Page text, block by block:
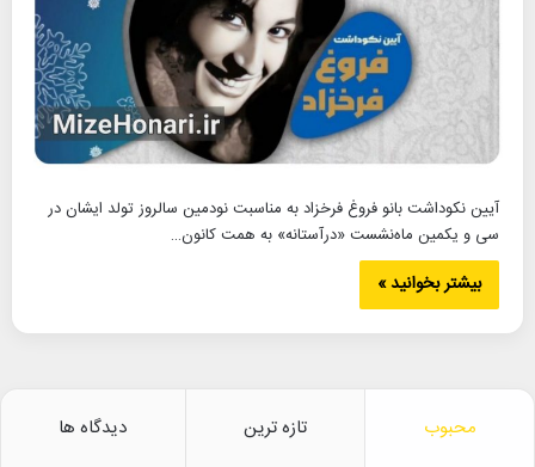
آیین نکوداشت بانو فروغ فرخزاد به مناسبت نودمین سالروز تولد ایشان در
سی و یکمین ماه‌نشست «درآستانه» به همت کانون…
بیشتر بخوانید »
محبوب تازه ترین دیدگاه ها